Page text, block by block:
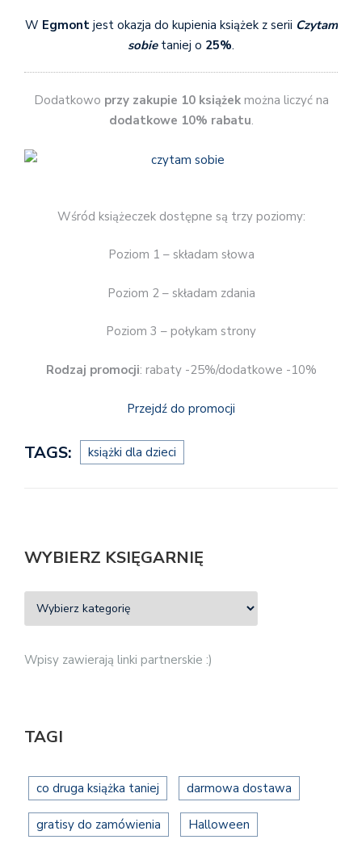
W Egmontjest okazja do kupienia książek z serii Czytam
sobietaniej o 25%.
Dodatkowo przy zakupie 10 książekmożna liczyć na
dodatkowe 10% rabatu.
Wśród książeczek dostępne są trzy poziomy:
Poziom 1 – składam słowa
Poziom 2 – składam zdania
Poziom 3 – połykam strony
Rodzaj promocji: rabaty -25%/dodatkowe -10%
Przejdź do promocji
TAGS: książki dla dzieci
WYBIERZ KSIĘGARNIĘ
Wpisy zawierają linki partnerskie :)
TAGI
co druga książka taniej darmowa dostawa
gratisy do zamówienia Halloween